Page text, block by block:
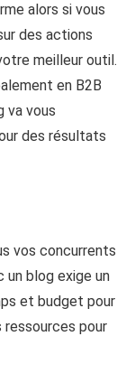
alors si vous
des actions
meilleur outil.
en B2B
va vous
des résultats
vos concurrents
un blog exige un
et budget pour
ressources pour